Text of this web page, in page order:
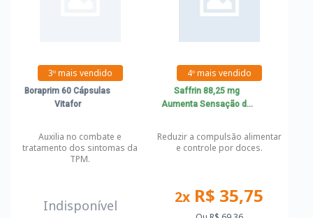
3º mais vendido
Boraprim 60 Cápsulas
Vitafor
Auxilia no combate e
tratamento dos sintomas da
TPM.
Indisponível
4º mais vendido
Saffrin 88,25 mg
Aumenta Sensação de
Reduzir a compulsão alimentar
e controle por doces.
2x R$ 35,75